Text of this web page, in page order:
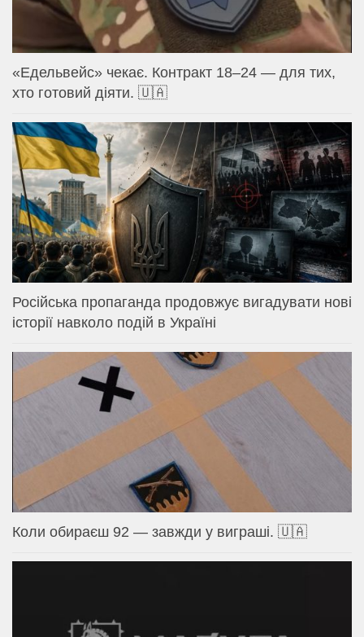
«Едельвейс» чекає. Контракт 18–24 — для тих,
хто готовий діяти. 🇺🇦
Російська пропаганда продовжує вигадувати нові
історії навколо подій в Україні
Коли обираєш 92 — завжди у виграші. 🇺🇦